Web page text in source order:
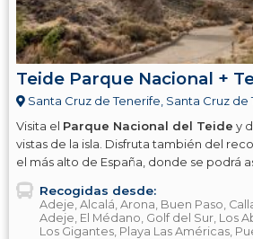
Teide Parque Nacional +
Santa Cruz de Tenerife, Santa Cruz de
Visita el Parque Nacional del Teide y
vistas de la isla. Disfruta también del
el más alto de España, donde se podrá
del
Recogidas desde:
Adeje, Alcalá, Arona, Buen Paso,
Adeje, El Médano, Golf del Sur, Los
Los Gigantes, Playa Las Américas,